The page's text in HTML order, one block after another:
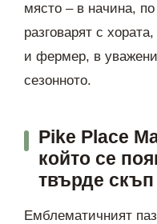
място – в начина,
разговарят с
и фермер, в
сезонното.
Pike Place
който се
твърде скъп
Емблематичният